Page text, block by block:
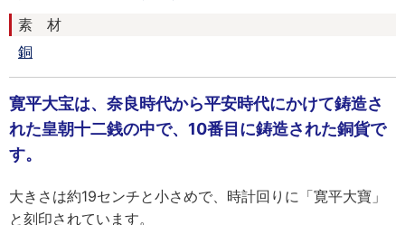
素 材
銅
寛平大宝は、奈良時代から平安時代にかけて鋳造さ
れた皇朝十二銭の中で、10番目に鋳造された銅貨で
す。
大きさは約19センチと小さめで、時計回りに「寛平大寶」
と刻印されています。